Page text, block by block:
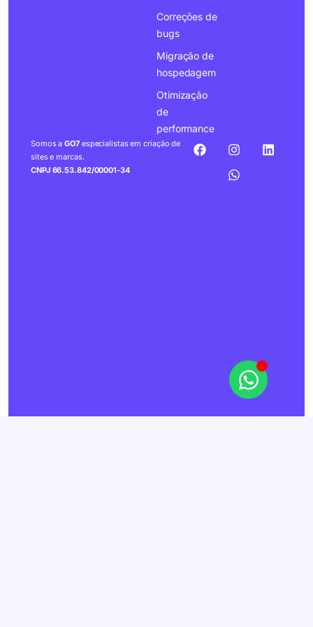
Correções de
bugs
Migração de
hospedagem
Otimização
de
performance
Somos aGO7especialistas em criação de
sites e marcas.
CNPJ 66.53.842/00001-34